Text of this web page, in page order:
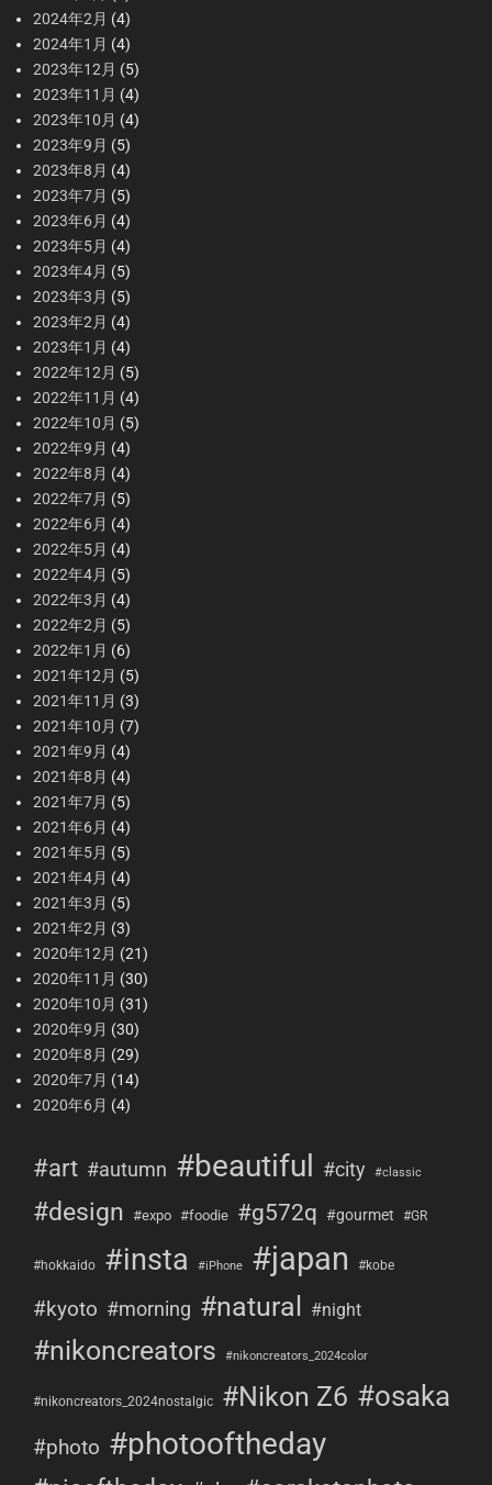
2024年2月 (4)
2024年1月 (4)
2023年12月 (5)
2023年11月 (4)
2023年10月 (4)
2023年9月 (5)
2023年8月 (4)
2023年7月 (5)
2023年6月 (4)
2023年5月 (4)
2023年4月 (5)
2023年3月 (5)
2023年2月 (4)
2023年1月 (4)
2022年12月 (5)
2022年11月 (4)
2022年10月 (5)
2022年9月 (4)
2022年8月 (4)
2022年7月 (5)
2022年6月 (4)
2022年5月 (4)
2022年4月 (5)
2022年3月 (4)
2022年2月 (5)
2022年1月 (6)
2021年12月 (5)
2021年11月 (3)
2021年10月 (7)
2021年9月 (4)
2021年8月 (4)
2021年7月 (5)
2021年6月 (4)
2021年5月 (5)
2021年4月 (4)
2021年3月 (5)
2021年2月 (3)
2020年12月 (21)
2020年11月 (30)
2020年10月 (31)
2020年9月 (30)
2020年8月 (29)
2020年7月 (14)
2020年6月 (4)
#art #autumn #beautiful #city #classic
#design #expo #foodie #g572q #gourmet #GR
#hokkaido #insta #iPhone #japan #kobe
#kyoto #morning #natural #night
#nikoncreators #nikoncreators_2024color
#nikoncreators_2024nostalgic #Nikon Z6 #osaka
#photo #photooftheday